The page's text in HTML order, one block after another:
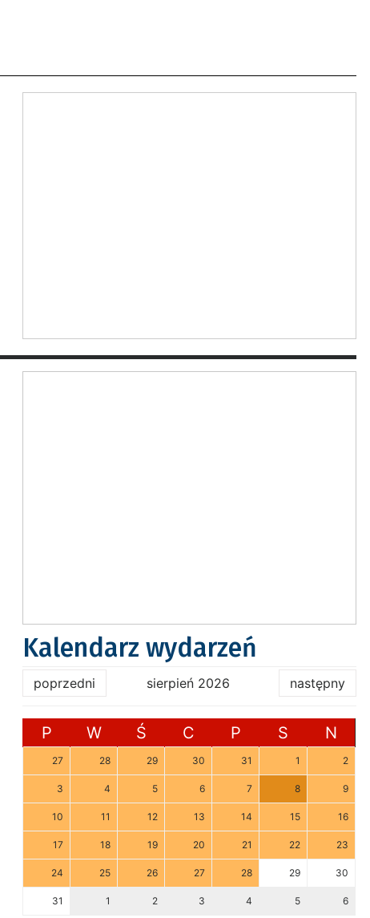
Kalendarz wydarzeń
poprzedni sierpień 2026 następny
P W Ś C P S N
27 28 29 30 31 1 2
3 4 5 6 7 8 9
10 11 12 13 14 15 16
17 18 19 20 21 22 23
24 25 26 27 28 29 30
31 1 2 3 4 5 6